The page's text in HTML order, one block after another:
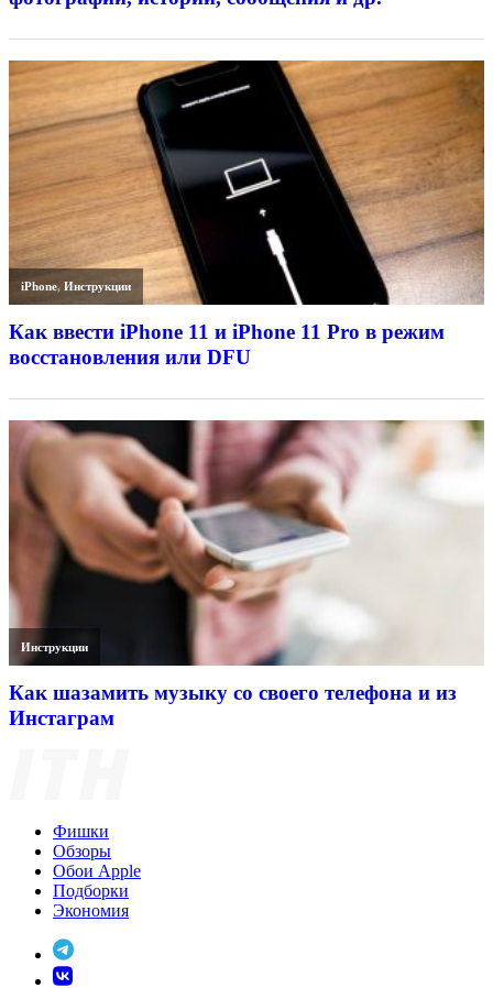
iPhone,Инструкции
Как ввести iPhone 11 и iPhone 11 Pro в режим
восстановления или DFU
Инструкции
Как шазамить музыку со своего телефона и из
Инстаграм
Фишки
Обзоры
Обои Apple
Подборки
Экономия